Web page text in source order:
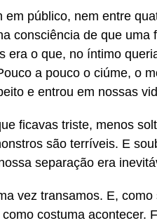
em público, nem entre
consciência de que
era o que, no íntimo
a pouco o ciúme, o
e entrou em nossas
ficavas triste, menos
são terríveis. E
separação era
vez transamos. E,
costuma acontecer.